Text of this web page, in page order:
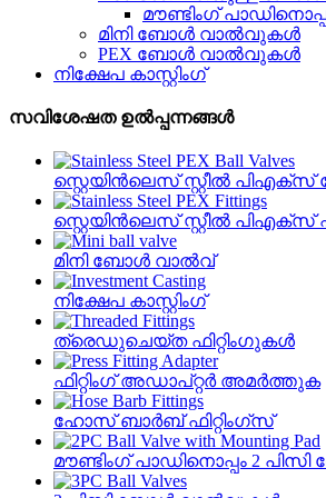
മൗണ്ടിംഗ്
മിനി ബോൾ വാൽവുകൾ
PEX ബോൾ വാൽവുകൾ
നിക്ഷേപ കാസ്റ്റിംഗ്
സവിശേഷത ഉൽപ്പന്നങ്ങൾ
സ്റ്റെയിൻ‌ലെസ് സ്റ്റീൽ
സ്റ്റെയിൻ‌ലെസ് സ്റ്റീൽ പി‌എക്സ്
മിനി ബോൾ വാൽവ്
നിക്ഷേപ കാസ്റ്റിംഗ്
ത്രെഡുചെയ്‌ത ഫിറ്റിംഗുകൾ
ഫിറ്റിംഗ് അഡാപ്റ്റർ അമർത്തുക
ഹോസ് ബാർബ് ഫിറ്റിംഗ്സ്
മൗണ്ടിംഗ് പാഡിനൊപ്പം 2